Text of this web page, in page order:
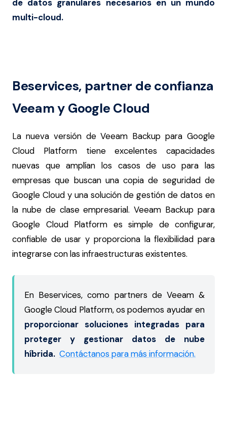
de datos granulares necesarios en un mundo
multi-cloud.
Beservices, partner de confianza
Veeam y Google Cloud
La nueva versión de Veeam Backup para Google
Cloud Platform tiene excelentes capacidades
nuevas que amplían los casos de uso para las
empresas que buscan una copia de seguridad de
Google Cloud y una solución de gestión de datos en
la nube de clase empresarial. Veeam Backup para
Google Cloud Platform es simple de configurar,
confiable de usar y proporciona la flexibilidad para
integrarse con las infraestructuras existentes.
En Beservices, como partners de Veeam &
Google Cloud Platform, os podemos ayudar en
proporcionar soluciones integradas para
proteger y gestionar datos de nube
híbrida. Contáctanos para más información.